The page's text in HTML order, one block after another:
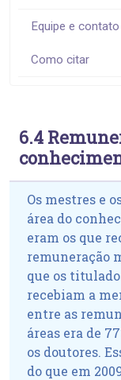
Equipe e contato
Como citar
6.4
Os mestres e
área do
eram os que
remuneração
que os
recebiam a
entre as
áreas era de
os doutores.
do que em